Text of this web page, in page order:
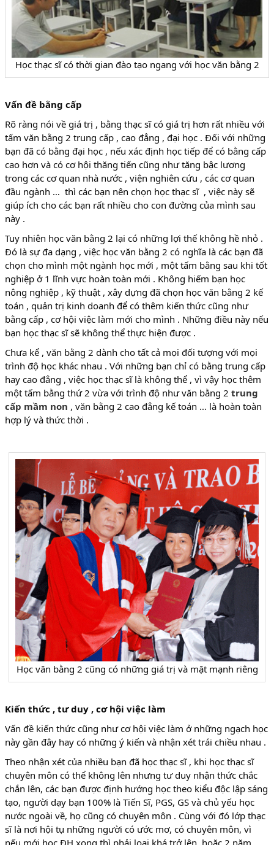
Học thạc sĩ có thời gian đào tạo ngang với học văn bằng 2
Vấn đề bằng cấp
Rõ ràng nói về giá trị , bằng thạc sĩ có giá trị hơn rất nhiều với
tấm văn bằng 2 trung cấp , cao đẳng , đại học . Đối với những
bạn đã có bằng đại học , nếu xác định học tiếp để có bằng cấp
cao hơn và có cơ hội thăng tiến cũng như tăng bậc lương
trong các cơ quan nhà nước , viện nghiên cứu , các cơ quan
đầu ngành … thì các bạn nên chọn học thạc sĩ , việc này sẽ
giúp ích cho các bạn rất nhiều cho con đường của mình sau
này .
Tuy nhiên học văn bằng 2 lại có những lợi thế không hề nhỏ .
Đó là sự đa dạng , việc học văn bằng 2 có nghĩa là các bạn đã
chọn cho mình một ngành học mới , một tấm bằng sau khi tốt
nghiệp ở 1 lĩnh vực hoàn toàn mới . Không hiếm bạn học
nông nghiệp , kỹ thuật , xây dựng đã chọn học văn bằng 2 kế
toán , quản trị kinh doanh để có thêm kiến thức cũng như
bằng cấp , cơ hội việc làm mới cho mình . Những điều này nếu
bạn học thạc sĩ sẽ không thể thực hiện được .
Chưa kể , văn bằng 2 dành cho tất cả mọi đối tượng với mọi
trình độ học khác nhau . Với những bạn chỉ có bằng trung cấp
hay cao đẳng , việc học thạc sĩ là không thể , vì vậy học thêm
một tấm bằng thứ 2 vừa với trình độ như văn bằng 2 trung
cấp mầm non , văn bằng 2 cao đẳng kế toán … là hoàn toàn
hợp lý và thức thời .
Học văn bằng 2 cũng có những giá trị và mặt mạnh riêng
Kiến thức , tư duy , cơ hội việc làm
Vấn đề kiến thức cũng như cơ hội việc làm ở những ngạch học
này gần đây hay có những ý kiến và nhận xét trái chiều nhau .
Theo nhận xét của nhiều bạn đã học thạc sĩ , khi học thạc sĩ
chuyên môn có thể không lên nhưng tư duy nhận thức chắc
chắn lên, các bạn được định hướng học theo kiểu độc lập sáng
tạo, người dạy bạn 100% là Tiến Sĩ, PGS, GS và chủ yếu học
nước ngoài về, họ cũng có chuyên môn . Cùng với đó lớp thạc
sĩ là nơi hội tụ những người có ước mơ, có chuyên môn, vì